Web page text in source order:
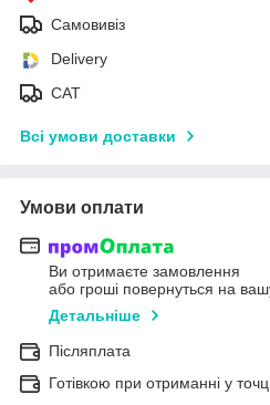
Самовивіз
Delivery
САТ
Всі умови доставки
Умови оплати
Ви отримаєте замовлення
або гроші повернуться на
Детальніше
Післяплата
Готівкою при отриманні у